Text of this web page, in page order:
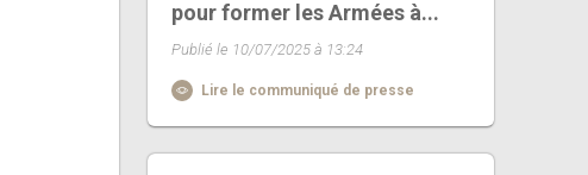
pour former les Armées à...
Publié le 10/07/2025 à 13:24
Lire le communiqué de presse